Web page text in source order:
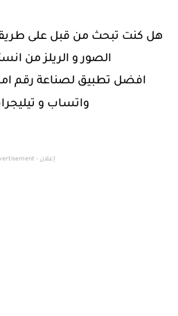
هل كنت تبحث من قبل على
الصور و الريلز من
افضل تطبيق لصناعة رقم
واتساب و
إعلان - Advertisement